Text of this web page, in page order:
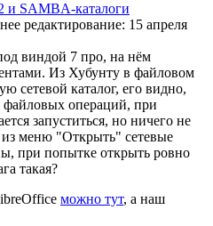
SAMBA-каталоги
редактирование: 15 апреля
виндой 7 про, на нём
Из Хубунту в файловом
сетевой каталог, его видно,
операций, при
запуститься, но ничего не
меню "Открыть" сетевые
при попытке открыть ровно
такая?
можно тут, а наш